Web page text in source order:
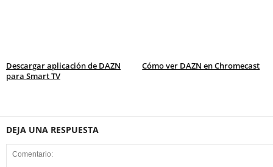
Descargar aplicación de DAZN
para Smart TV
Cómo ver DAZN en Chromecast
DEJA UNA RESPUESTA